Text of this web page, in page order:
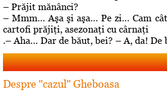
– Prăjit mănânci?
– Mmm… Aşa şi aşa… Pe zi… Cam
cartofi prăjiţi, asezonaţi cu cârnaţi
.– Aha… Dar de băut, bei? – A, da! De
Despre "cazul" Gheboasa